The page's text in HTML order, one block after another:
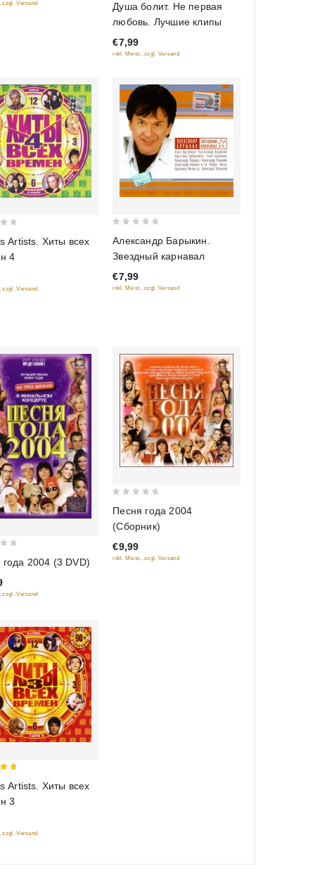
zzgl. Versand
out
of
5
Душа болит. Не первая
любовь. Лучшие клипы
€7,99
inkl. Mwst., zzgl. Versand
Artists. Хиты всех
4
zzgl. Versand
of
5
Александр Барыкин.
Звездный карнавал
€7,99
inkl. Mwst., zzgl. Versand
года 2004 (3 DVD)
zzgl. Versand
of
5
Песня года 2004
(Сборник)
€9,99
inkl. Mwst., zzgl. Versand
Artists. Хиты всех
3
zzgl. Versand